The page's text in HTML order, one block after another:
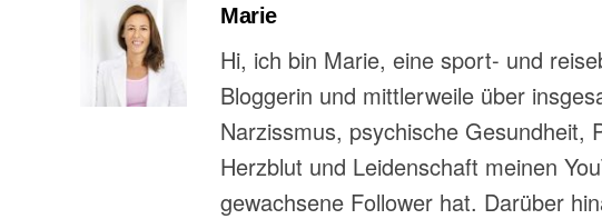
Marie
Hi, ich bin Marie, eine sport- und
Bloggerin und mittlerweile über
Narzissmus, psychische Gesundheit,
Herzblut und Leidenschaft meinen
gewachsene Follower hat. Darüber